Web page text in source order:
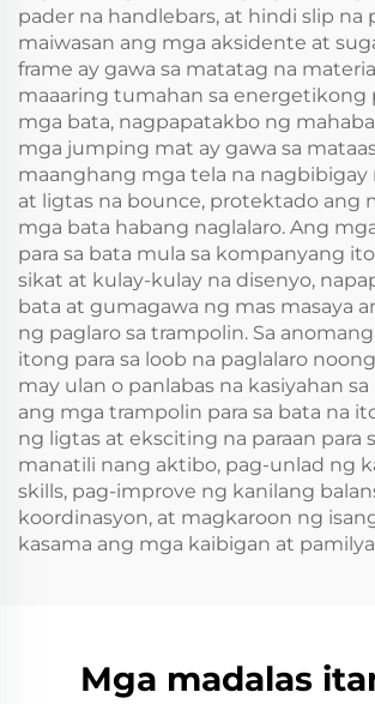
pader na handlebars, at hindi slip na
maiwasan ang mga aksidente at
frame ay gawa sa matatag na
maaaring tumahan sa energetikong
mga bata, nagpapatakbo ng
mga jumping mat ay gawa sa
maanghang mga tela na
at ligtas na bounce, protektado ang
mga bata habang naglalaro. Ang
para sa bata mula sa kompanyang
sikat at kulay-kulay na disenyo,
bata at gumagawa ng mas masaya
ng paglaro sa trampolin. Sa anomang
itong para sa loob na paglalaro
may ulan o panlabas na kasiyahan
ang mga trampolin para sa bata na
ng ligtas at eksciting na paraan para
manatili nang aktibo, pag-unlad ng
skills, pag-improve ng kanilang
koordinasyon, at magkaroon ng
kasama ang mga kaibigan at
Mga madalas